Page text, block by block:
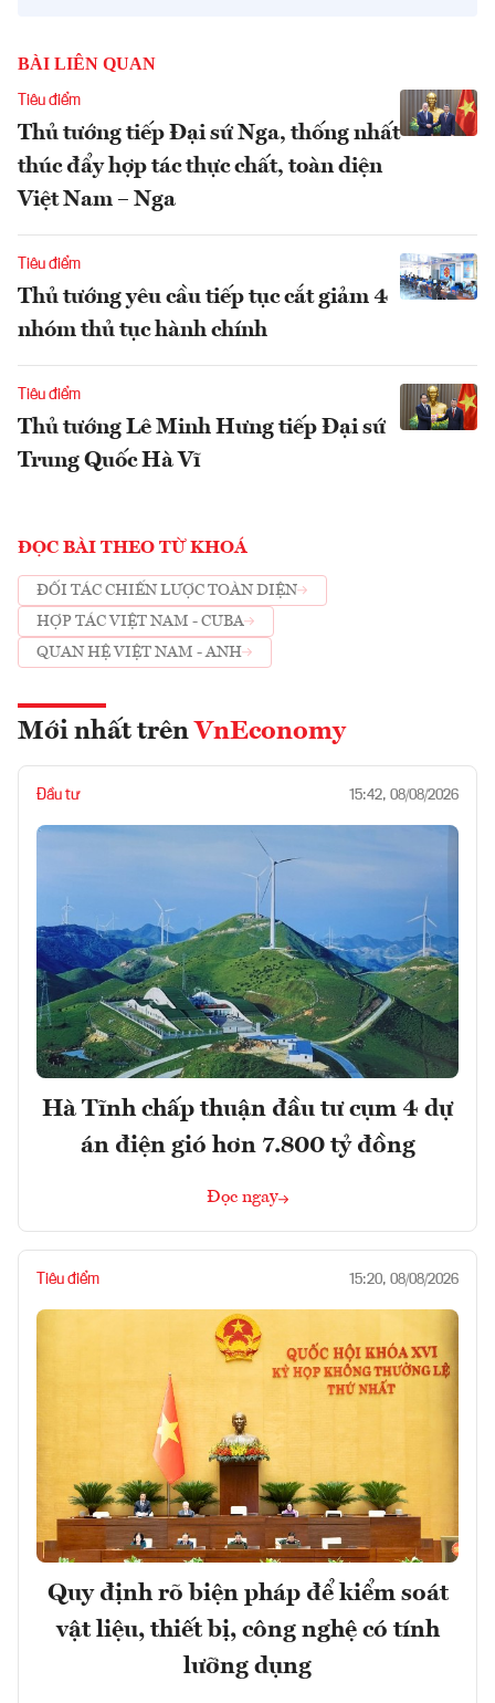
BÀI LIÊN QUAN
Tiêu điểm
Thủ tướng tiếp Đại sứ Nga, thống nhất
thúc đẩy hợp tác thực chất, toàn diện
Việt Nam – Nga
Tiêu điểm
Thủ tướng yêu cầu tiếp tục cắt giảm 4
nhóm thủ tục hành chính
Tiêu điểm
Thủ tướng Lê Minh Hưng tiếp Đại sứ
Trung Quốc Hà Vĩ
ĐỌC BÀI THEO TỪ KHOÁ
ĐỐI TÁC CHIẾN LƯỢC TOÀN DIỆN
HỢP TÁC VIỆT NAM - CUBA
QUAN HỆ VIỆT NAM - ANH
Mới nhất trên VnEconomy
Đầu tư 15:42, 08/08/2026
Hà Tĩnh chấp thuận đầu tư cụm 4 dự
án điện gió hơn 7.800 tỷ đồng
Đọc ngay
Tiêu điểm 15:20, 08/08/2026
Quy định rõ biện pháp để kiểm soát
vật liệu, thiết bị, công nghệ có tính
lưỡng dụng